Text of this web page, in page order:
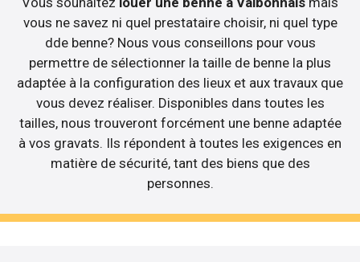
vous ne savez ni quel prestataire choisir, ni quel type
dde benne? Nous vous conseillons pour vous
permettre de sélectionner la taille de benne la plus
adaptée à la configuration des lieux et aux travaux que
vous devez réaliser. Disponibles dans toutes les
tailles, nous trouveront forcément une benne adaptée
à vos gravats. Ils répondent à toutes les exigences en
matière de sécurité, tant des biens que des
personnes.